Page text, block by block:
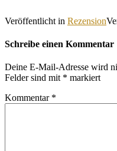
Veröffentlicht in Rezension
Schreibe einen Kommentar
Deine E-Mail-Adresse wird
Felder sind mit * markiert
Kommentar *